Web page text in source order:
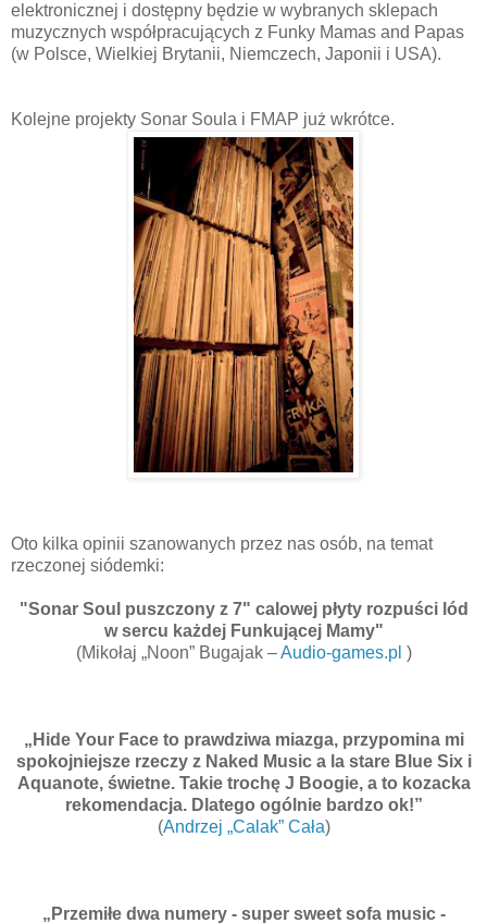
elektronicznej i dostępny będzie w wybranych sklepach
muzycznych współpracujących z Funky Mamas and Papas
(w Polsce, Wielkiej Brytanii, Niemczech, Japonii i USA).
Kolejne projekty Sonar Soula i FMAP już wkrótce.
Oto kilka opinii szanowanych przez nas osób, na temat
rzeczonej siódemki:
"Sonar Soul puszczony z 7" calowej płyty rozpuści lód
w sercu każdej Funkującej Mamy"
(Mikołaj „Noon” Bugajak –Audio-games.pl )
„Hide Your Face to prawdziwa miazga, przypomina mi
spokojniejsze rzeczy z Naked Music a la stare Blue Six i
Aquanote, świetne. Takie trochę J Boogie, a to kozacka
rekomendacja. Dlatego ogólnie bardzo ok!”
(Andrzej „Calak” Cała)
„Przemiłe dwa numery - super sweet sofa music -